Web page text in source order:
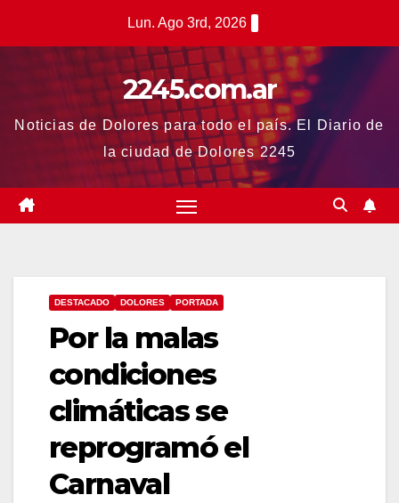
Lun. Ago 3rd, 2026
2245.com.ar
Noticias de Dolores para todo el país. El Diario de
la ciudad de Dolores 2245
DESTACADO DOLORES PORTADA
Por la malas
condiciones
climáticas se
reprogramó el
Carnaval